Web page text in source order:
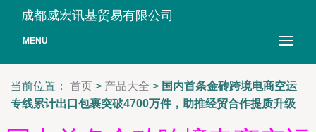
成都威宏讯基贸易有限公司
MENU
当前位置： 首页 > 产品大全 > 国内首条金砖跨境电商空运
专线累计出口包裹突破4700万件，助推经贸合作提质升级